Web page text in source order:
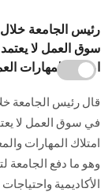
رئيس الجامعة
سوق العمل لا
امتلاك المهارات
في سوق العمل لا
امتلاك المهارات
وهو ما دفع الجامعة
الأكاديمية